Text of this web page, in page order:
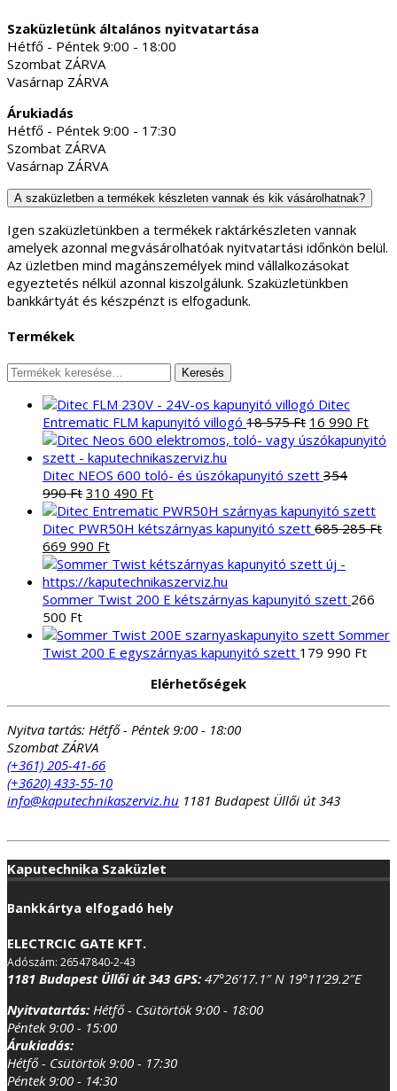
Szaküzletünk általános nyitvatartása
Hétfő - Péntek 9:00 - 18:00
Szombat ZÁRVA
Vasárnap ZÁRVA
Árukiadás
Hétfő - Péntek 9:00 - 17:30
Szombat ZÁRVA
Vasárnap ZÁRVA
A szaküzletben a termékek készleten vannak és kik vásárolhatnak?
Igen szaküzletünkben a termékek raktárkészleten vannak
amelyek azonnal megvásárolhatóak nyitvatartási időnkön belül.
Az üzletben mind magánszemélyek mind vállalkozásokat
egyeztetés nélkül azonnal kiszolgálunk. Szaküzletünkben
bankkártyát és készpénzt is elfogadunk.
Termékek
Keresés
következőre:
Keresés
Ditec
Entrematic FLM kapunyitó villogó 18 575Ft Original
price
18
16 990 Ft
price
Ditec NEOS 600 toló- és úszókapunyitó szett 354
990Ft Original
price
was:
354
990 Ft.
310 490 FtCurrent
price
is:
490 Ft.
Ditec PWR50H kétszárnyas kapunyitó szett 685 285Ft
Original
price
was:
685
285 Ft.
669 990 FtCurrent
price
is:
669
Sommer Twist 200 E kétszárnyas kapunyitó szett 266
500 Ft
Sommer
Twist 200 E egyszárnyas kapunyitó szett 179 990 Ft
Elérhetőségek
Nyitva tartás: Hétfő - Péntek 9:00 - 18:00
Szombat ZÁRVA
(+361) 205-41-66
(+3620) 433-55-10
info@kaputechnikaszerviz.hu 1181 Budapest Üllői út 343
Kaputechnika Szaküzlet
Bankkártya elfogadó hely
ELECTRCIC GATE KFT.
Adószám: 26547840-2-43
1181 Budapest Üllői út 343 GPS: 47°26’17.1″ N 19°11’29.2″E
Nyitvatartás: Hétfő - Csütörtök 9:00 - 18:00
Péntek 9:00 - 15:00
Árukiadás:
Hétfő - Csütörtök 9:00 - 17:30
Péntek 9:00 - 14:30